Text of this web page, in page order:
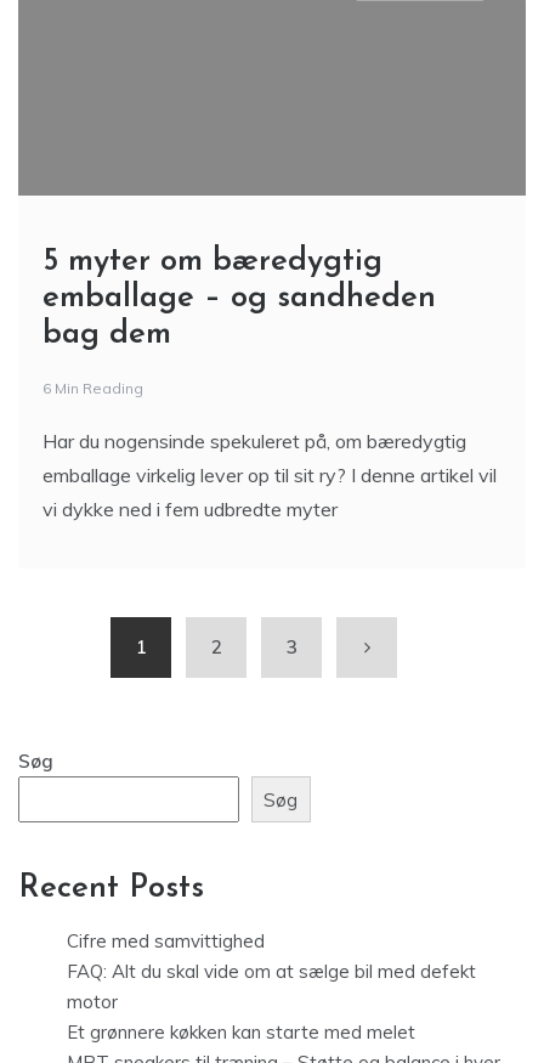
5 myter om bæredygtig
emballage – og sandheden
bag dem
6 Min Reading
Har du nogensinde spekuleret på, om bæredygtig
emballage virkelig lever op til sit ry? I denne artikel vil
vi dykke ned i fem udbredte myter
1 2 3
Søg
Søg
Recent Posts
Cifre med samvittighed
FAQ: Alt du skal vide om at sælge bil med defekt
motor
Et grønnere køkken kan starte med melet